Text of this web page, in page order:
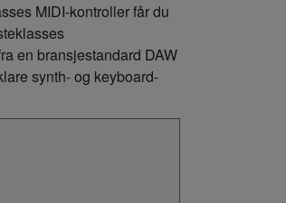
MIDI-kontroller får du
en bransjestandard DAW
synth- og keyboard-